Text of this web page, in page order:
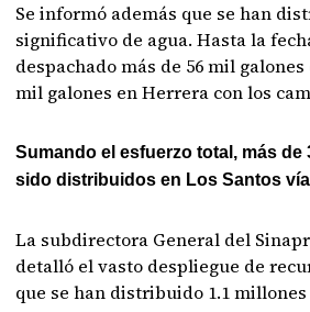
Se informó además que se han
significativo de agua. Hasta la
despachado más de 56 mil galones
mil galones en Herrera con los
Sumando el esfuerzo total, más de
sido distribuidos en Los Santos
La subdirectora General del
detalló el vasto despliegue de
que se han distribuido 1.1